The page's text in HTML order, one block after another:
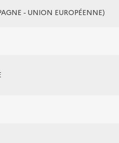
- UNION EUROPÉENNE)